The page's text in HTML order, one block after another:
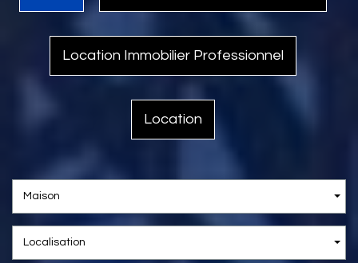
Location Immobilier Professionnel
Location
Maison
Localisation